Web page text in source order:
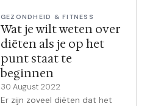
GEZONDHEID & FITNESS
Wat je wilt weten over
diëten als je op het
punt staat te
beginnen
30 August 2022
Er zijn zoveel diëten dat het